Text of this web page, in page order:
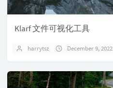
Klarf 文件可视化工具
harrytsz December 9, 2022